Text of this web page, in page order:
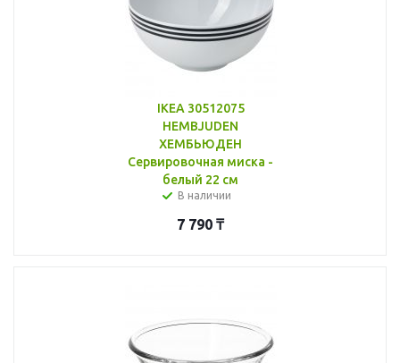
IKEA 30512075
HEMBJUDEN
ХЕМБЬЮДЕН
Сервировочная миска -
белый 22 см
В наличии
7 790 ₸